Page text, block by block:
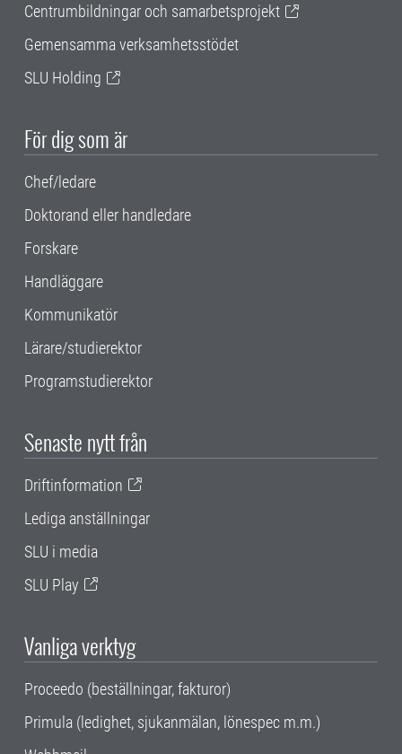
Centrumbildningar och samarbetsprojekt
Gemensamma verksamhetsstödet
SLU Holding
För dig som är
Chef/ledare
Doktorand eller handledare
Forskare
Handläggare
Kommunikatör
Lärare/studierektor
Programstudierektor
Senaste nytt från
Driftinformation
Lediga anställningar
SLU i media
SLU Play
Vanliga verktyg
Proceedo (beställningar, fakturor)
Primula (ledighet, sjukanmälan, lönespec m.m.)